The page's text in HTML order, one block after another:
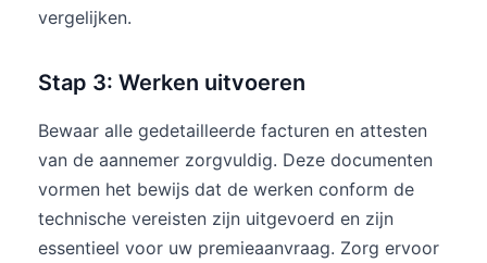
vergelijken.
Stap 3: Werken uitvoeren
Bewaar alle gedetailleerde facturen en attesten
van de aannemer zorgvuldig. Deze documenten
vormen het bewijs dat de werken conform de
technische vereisten zijn uitgevoerd en zijn
essentieel voor uw premieaanvraag. Zorg ervoor